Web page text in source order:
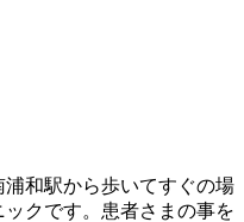
和駅から歩いてすぐの場
クです。患者さまの事を